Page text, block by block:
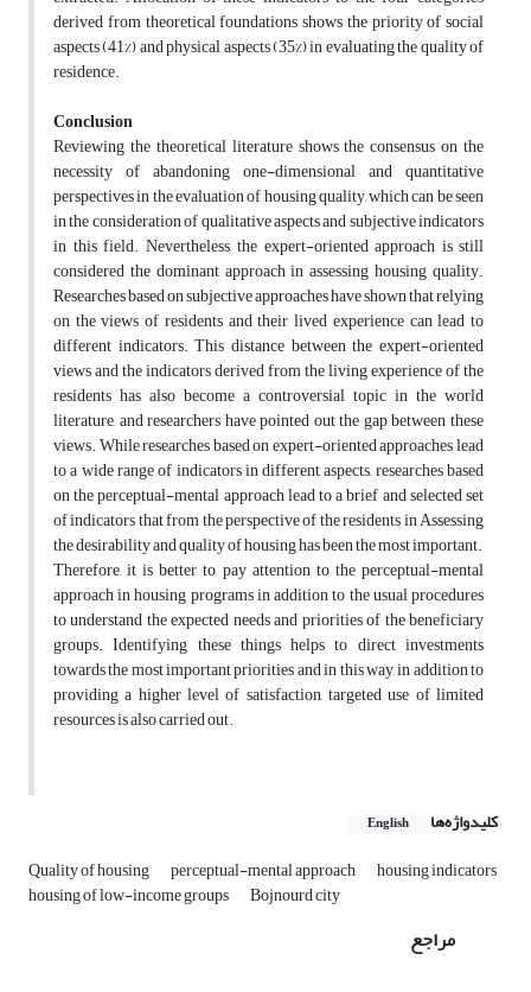
derived from theoretical foundations shows the priority of social
aspects (41%) and physical aspects (35%) in evaluating the quality of
residence.
Conclusion
Reviewing the theoretical literature shows the consensus on the
necessity of abandoning one-dimensional and quantitative
perspectives in the evaluation of housing quality, which can be seen
in the consideration of qualitative aspects and subjective indicators
in this field. Nevertheless, the expert-oriented approach is still
considered the dominant approach in assessing housing quality.
Researches based on subjective approaches have shown that relying
on the views of residents and their lived experience can lead to
different indicators. This distance between the expert-oriented
views and the indicators derived from the living experience of the
residents has also become a controversial topic in the world
literature, and researchers have pointed out the gap between these
views. While researches based on expert-oriented approaches lead
to a wide range of indicators in different aspects, researches based
on the perceptual-mental approach lead to a brief and selected set
of indicators that from the perspective of the residents in Assessing
the desirability and quality of housing has been the most important.
Therefore, it is better to pay attention to the perceptual-mental
approach in housing programs in addition to the usual procedures
to understand the expected needs and priorities of the beneficiary
groups. Identifying these things helps to direct investments
towards the most important priorities and in this way, in addition to
providing a higher level of satisfaction, targeted use of limited
resources is also carried out.
کلیدواژه‌ها English
Quality of housing perceptual-mental approach housing indicators
housing of low-income groups Bojnourd city
مراجع